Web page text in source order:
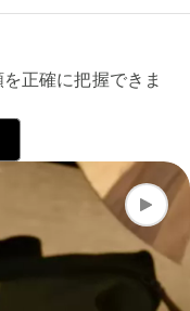
正確に把握できま